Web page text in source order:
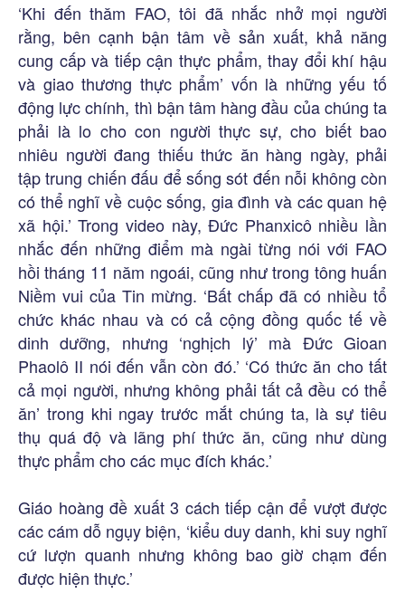
‘Khi đến thăm FAO, tôi đã nhắc nhở mọi người
rằng, bên cạnh bận tâm về sản xuất, khả năng
cung cấp và tiếp cận thực phẩm, thay đổi khí hậu
và giao thương thực phẩm’ vốn là những yếu tố
động lực chính, thì bận tâm hàng đầu của chúng ta
phải là lo cho con người thực sự, cho biết bao
nhiêu người đang thiếu thức ăn hàng ngày, phải
tập trung chiến đấu để sống sót đến nỗi không còn
có thể nghĩ về cuộc sống, gia đình và các quan hệ
xã hội.’ Trong video này, Đức Phanxicô nhiều lần
nhắc đến những điểm mà ngài từng nói với FAO
hồi tháng 11 năm ngoái, cũng như trong tông huấn
Niềm vui của Tin mừng. ‘Bất chấp đã có nhiều tổ
chức khác nhau và có cả cộng đồng quốc tế về
dinh dưỡng, nhưng ‘nghịch lý’ mà Đức Gioan
Phaolô II nói đến vẫn còn đó.’ ‘Có thức ăn cho tất
cả mọi người, nhưng không phải tất cả đều có thể
ăn’ trong khi ngay trước mắt chúng ta, là sự tiêu
thụ quá độ và lãng phí thức ăn, cũng như dùng
thực phẩm cho các mục đích khác.’
Giáo hoàng đề xuất 3 cách tiếp cận để vượt được
các cám dỗ ngụy biện, ‘kiểu duy danh, khi suy nghĩ
cứ lượn quanh nhưng không bao giờ chạm đến
được hiện thực.’